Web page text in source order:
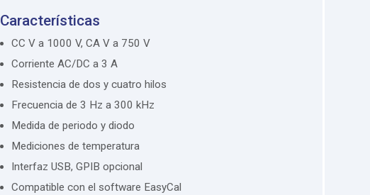
Características
CC V a 1000 V, CA V a 750 V
Corriente AC/DC a 3 A
Resistencia de dos y cuatro hilos
Frecuencia de 3 Hz a 300 kHz
Medida de periodo y diodo
Mediciones de temperatura
Interfaz USB, GPIB opcional
Compatible con el software EasyCal